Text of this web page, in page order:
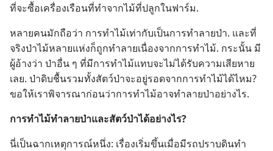
ที่​จะ​ซื้อ​เครื่อง​เรือน​ที่​ทำ​จาก​ไม้​ที่​ปลูก​ใน​ฟาร์ม.
หลาย​คน​มัก​ถือ​ว่า การ​ทำ​ไม้​เท่า​กับ​เป็น​การ​ทำลาย​ป่า. และ​ที่​
จริง​ป่า​ไม้​หลาย​แห่ง​ก็​ถูก​ทำลาย​เนื่อง​จาก​การ​ทำ​ไม้. กระนั้น มี​
ผู้​อ้าง​ว่า ป่า​อื่น ๆ ที่​มี​การ​ทำ​ไม้​แทบ​จะ​ไม่​ได้​รับ​ความ​เสียหาย​
เลย. ป่า​ดิบ​ชื้น​รวม​ทั้ง​สัตว์​ป่า​จะ​อยู่​รอด​จาก​การ​ทำ​ไม้​ได้​ไหม?
ขอ​ให้​เรา​พิจารณา​ก่อน​ว่า​การ​ทำ​ไม้​อาจ​ทำลาย​ป่า​อย่าง​ไร.
การ​ทำ​ไม้​ทำลาย​ป่า​และ​สัตว์​ป่า​ได้​อย่าง​ไร?
นี่​เป็น​ฉาก​เหตุ​การณ์​หนึ่ง: เรื่อง​เริ่ม​ขึ้น​เมื่อ​มี​รถ​ปราบ​ดิน​ทำ​